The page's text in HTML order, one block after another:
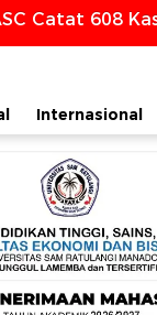
Catat 608
Internasional